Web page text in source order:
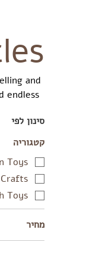
and
endless
סינון לפי
קטגוריה
Toys
Toys
מחיר